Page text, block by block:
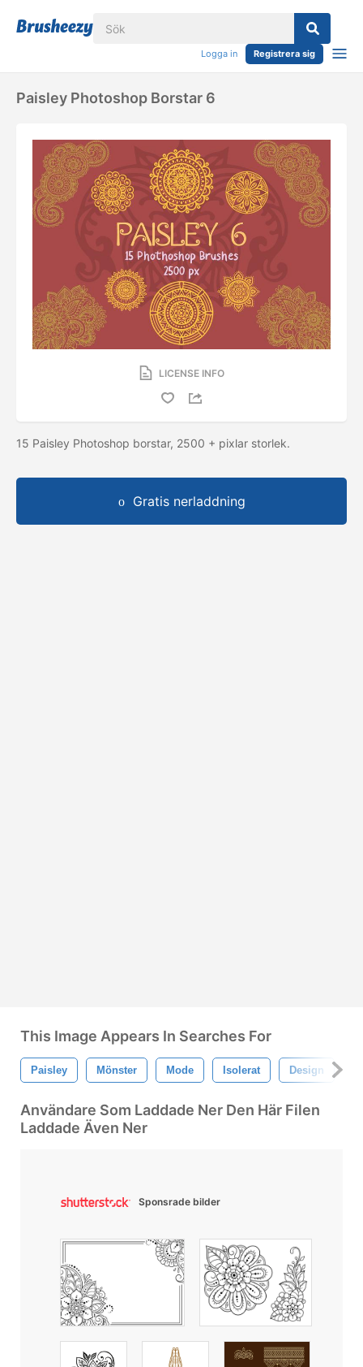
Logga in Registrera sig
Paisley Photoshop Borstar 6
LICENSE INFO
15 Paisley Photoshop borstar, 2500 + pixlar storlek.
Gratis nerladdning
This Image Appears In Searches For
Paisley Mönster Mode Isolerat Design
Användare Som Laddade Ner Den Här Filen
Laddade Även Ner
Sponsrade bilder